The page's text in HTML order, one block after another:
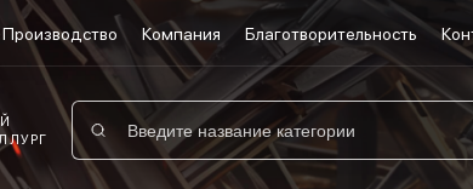
Производство Компания Благотворительность